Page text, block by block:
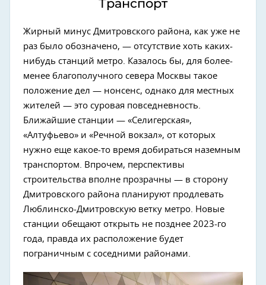
Транспорт
Жирный минус Дмитровского района, как уже не
раз было обозначено, — отсутствие хоть каких-
нибудь станций метро. Казалось бы, для более-
менее благополучного севера Москвы такое
положение дел — нонсенс, однако для местных
жителей — это суровая повседневность.
Ближайшие станции — «Селигерская»,
«Алтуфьево» и «Речной вокзал», от которых
нужно еще какое-то время добираться наземным
транспортом. Впрочем, перспективы
строительства вполне прозрачны — в сторону
Дмитровского района планируют продлевать
Люблинско-Дмитровскую ветку метро. Новые
станции обещают открыть не позднее 2023-го
года, правда их расположение будет
пограничным с соседними районами.